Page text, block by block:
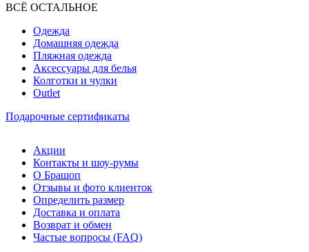
ВCЁ ОСТАЛЬНОЕ
Одежда
Домашняя одежда
Пляжная одежда
Аксессуары для белья
Колготки и чулки
Outlet
Подарочные сертификаты
Акции
Контакты и шоу-румы
О Брашоп
Отзывы и фото клиенток
Определить размер
Доставка и оплата
Возврат и обмен
Частые вопросы (FAQ)